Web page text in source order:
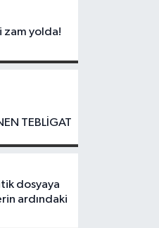
zam yolda!
TEBLİGAT
dosyaya
ardındaki